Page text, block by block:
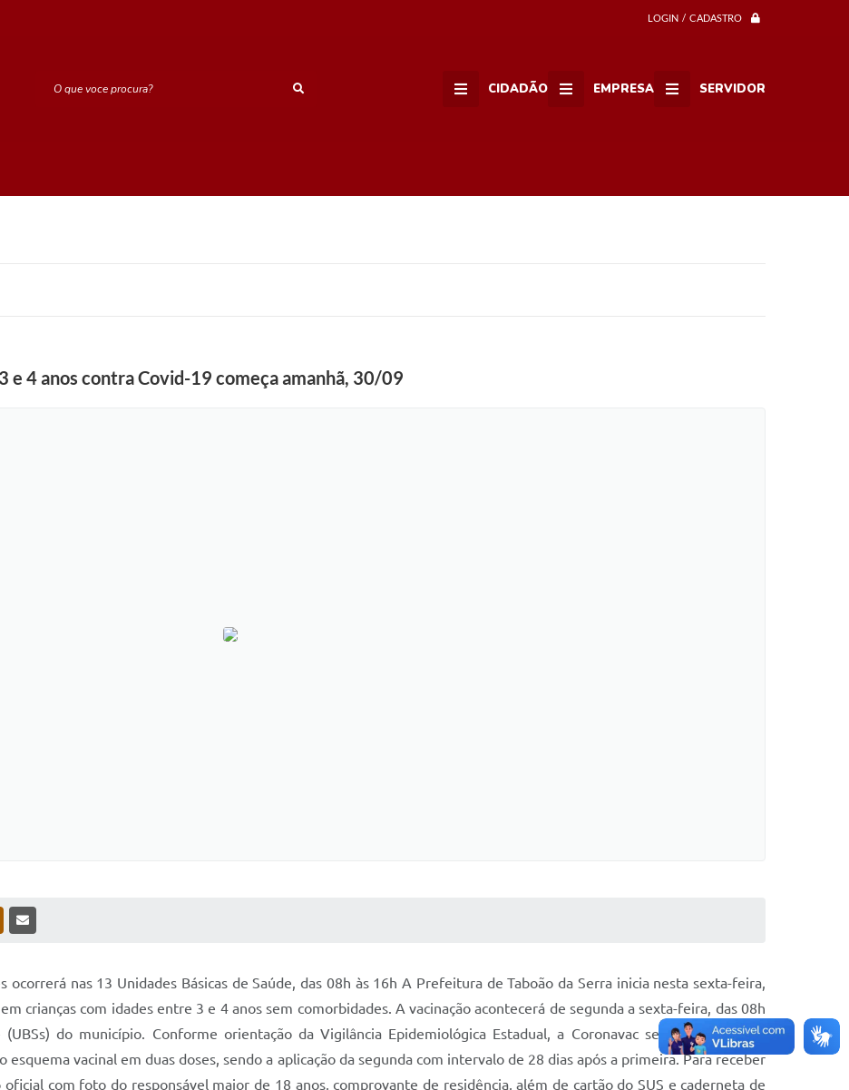
LOGIN / CADASTRO
O que voce procura? CIDADÃO EMPRESA SERVIDOR
e 4 anos contra Covid-19 começa amanhã, 30/09
OUTRAS MÍDIAS
ocorrerá nas 13 Unidades Básicas de Saúde, das 08h às 16h A Prefeitura de Taboão da Serra inicia nesta sexta-feira,
crianças com idades entre 3 e 4 anos sem comorbidades. A vacinação acontecerá de segunda a sexta-feira, das 08h
do município. Conforme orientação da Vigilância Epidemiológica Estadual, a Coronavac será o imunizante
esquema vacinal em duas doses, sendo a aplicação da segunda com intervalo de 28 dias após a primeira. Para receber
com foto do responsável maior de 18 anos, comprovante de residência, além de cartão do SUS e caderneta de